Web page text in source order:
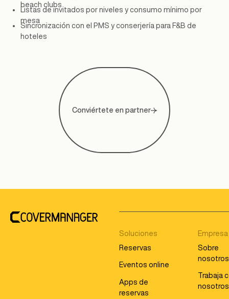
beach clubs
Listas de invitados por niveles y consumo mínimo por
mesa
Sincronización con el PMS y conserjería para F&B de
hoteles
Conviértete en partner
Soluciones
Reservas
Eventos online
Apps de
reservas
Empresa
Sobre
nosotros
Trabaja
nosotros